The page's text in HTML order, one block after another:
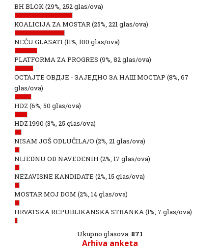
BH BLOK(29%, 252 glas/ova)
KOALICIJA ZA MOSTAR(25%, 221 glas/ova)
NEĆU GLASATI (11%, 100 glas/ova)
PLATFORMA ZA PROGRES (9%, 82 glas/ova)
ОСТАЈТЕ ОВДЈЕ - ЗАЈЕДНО ЗА НАШ МОСТАР (8%, 67
glas/ova)
HDZ (6%, 50 glas/ova)
HDZ 1990 (3%, 25 glas/ova)
NISAM JOŠ ODLUČILA/O (2%, 21 glas/ova)
NIJEDNU OD NAVEDENIH (2%, 17 glas/ova)
NEZAVISNE KANDIDATE (2%, 15 glas/ova)
MOSTAR MOJ DOM (2%, 14 glas/ova)
HRVATSKA REPUBLIKANSKA STRANKA(1%, 7 glas/ova)
Ukupno glasova: 871
Arhiva anketa